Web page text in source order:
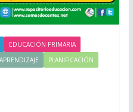
EDUCACIÓN PRIMARIA
PLANIFICACIÓN